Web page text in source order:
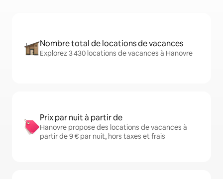
Nombre total de locations de vacances
Explorez 3 430 locations de vacances à Hanovre
Prix par nuit à partir de
Hanovre propose des locations de vacances à
partir de 9 € par nuit, hors taxes et frais